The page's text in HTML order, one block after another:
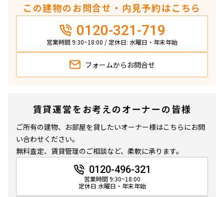
この建物のお問合せ・内見予約はこちら
0120-321-719
営業時間 9:30~18:00 / 定休日: 水曜日・年末年始
フォームから お問合せ
賃貸運営をお考えのオーナーの皆様
ご所有の建物、お部屋を貸したいオーナー様はこちらにお問
い合わせください。
無料査定、賃貸管理のご相談など、柔軟に承ります。
0120-496-321
営業時間 9:30~18:00
定休日 水曜日・年末年始